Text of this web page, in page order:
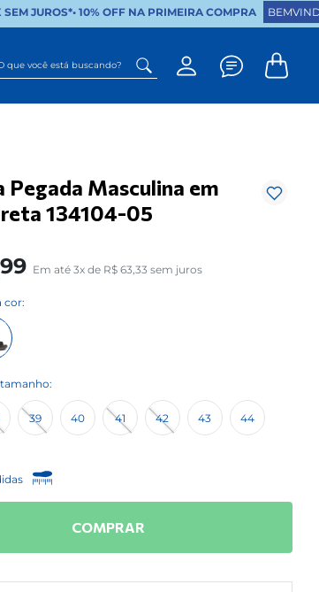
SEM JUROS*• 10% OFF NA PRIMEIRA COMPRA
que você está buscando?
Pegada Masculina em
134104-05
99 Em até 3x de R$ 63,33 sem juros
cor:
39 40 41 42 43 44
COMPRAR